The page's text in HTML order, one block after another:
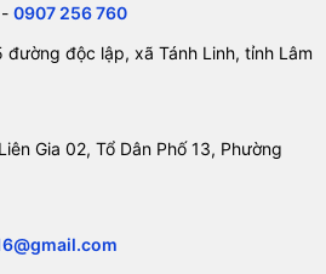
- 0907 256 760
đường độc lập, xã Tánh Linh, tỉnh Lâm
Gia 02, Tổ Dân Phố 13, Phường